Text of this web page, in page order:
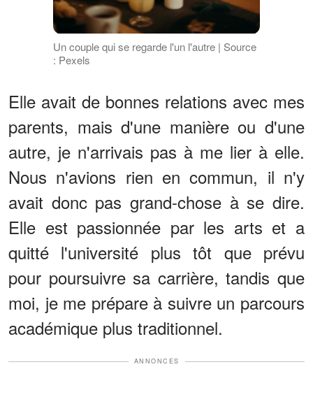
Un couple qui se regarde l'un l'autre | Source
: Pexels
Elle avait de bonnes relations avec mes
parents, mais d'une manière ou d'une
autre, je n'arrivais pas à me lier à elle.
Nous n'avions rien en commun, il n'y
avait donc pas grand-chose à se dire.
Elle est passionnée par les arts et a
quitté l'université plus tôt que prévu
pour poursuivre sa carrière, tandis que
moi, je me prépare à suivre un parcours
académique plus traditionnel.
ANNONCES